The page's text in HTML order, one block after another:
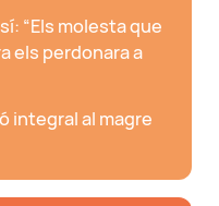
“Els molesta que
els perdonara a
integral al magre